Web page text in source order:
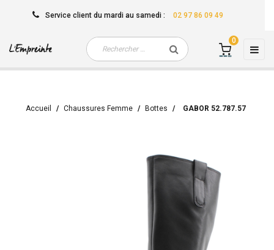
Service client du mardi au samedi : 02 97 86 09 49
☰
0
Accueil Chaussures Femme Bottes GABOR 52.787.57